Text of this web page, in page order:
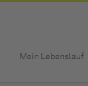
Mein Lebenslauf